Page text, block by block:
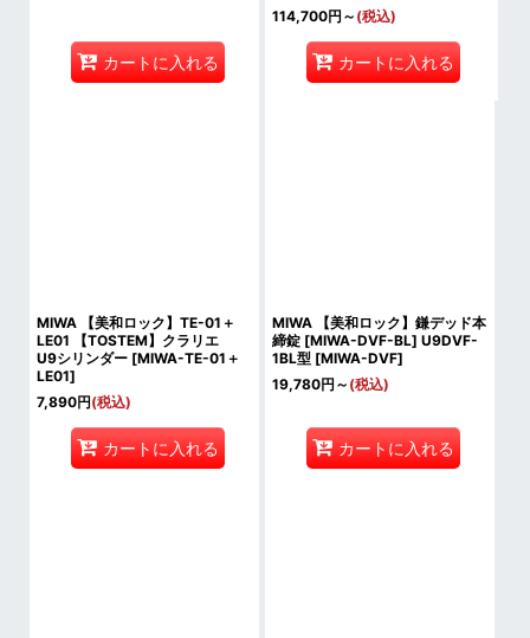
カートに入れる
114,700円 ～ (税込)
カートに入れる
MIWA 【美和ロック】TE-01＋
LE01 【TOSTEM】クラリエ
U9シリンダー [MIWA-TE-01＋
LE01]
7,890円(税込)
カートに入れる
MIWA 【美和ロック】鎌デッド本
締錠 [MIWA-DVF-BL] U9DVF-
1BL型 [MIWA-DVF]
19,780円 ～ (税込)
カートに入れる